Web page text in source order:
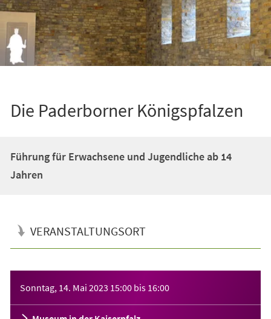
Die Paderborner Königspfalzen
Führung für Erwachsene und Jugendliche ab 14
Jahren
VERANSTALTUNGSORT
Sonntag, 14. Mai 2023 15:00 bis 16:00